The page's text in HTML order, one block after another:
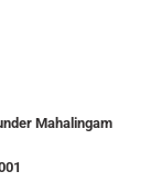
Mahalingam